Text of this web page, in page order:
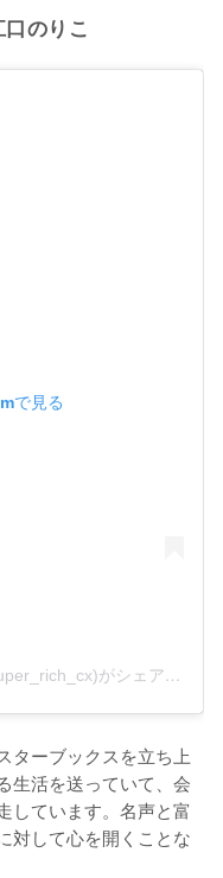
のりこ
で見る
木曜劇場『SUPER RICH』公式(@super_rich_cx)がシェアした投稿
ターブックスを立ち上
生活を送っていて、会
しています。名声と富
対して心を開くことな